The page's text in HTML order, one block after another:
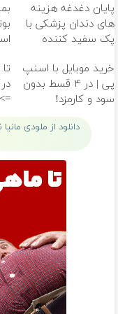
پایان دغدغه هزینه
های دندان پزشکی با
پک سفید کننده
خرید موبایل با اسنپ
پی | در ۴ قسط بدون
سود و کارمزد!
دانلود از ملودی